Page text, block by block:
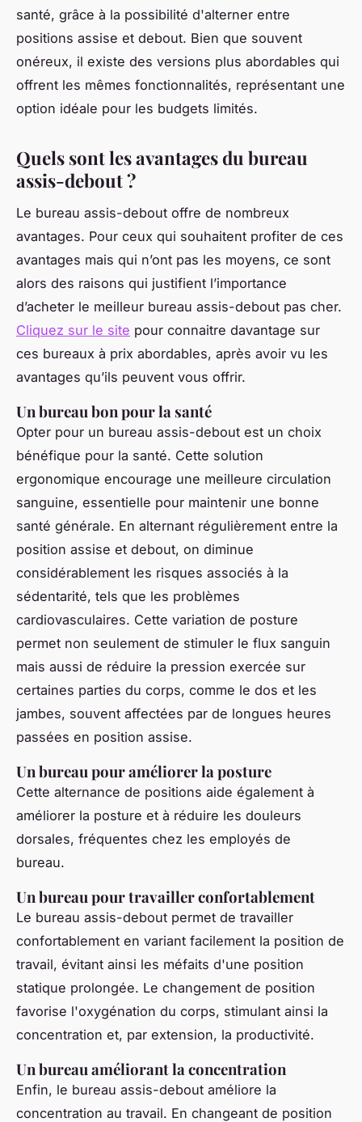
santé, grâce à la possibilité d'alterner entre
positions assise et debout. Bien que souvent
onéreux, il existe des versions plus abordables qui
offrent les mêmes fonctionnalités, représentant une
option idéale pour les budgets limités.
Quels sont les avantages du bureau
assis-debout ?
Le bureau assis-debout offre de nombreux
avantages. Pour ceux qui souhaitent profiter de ces
avantages mais qui n’ont pas les moyens, ce sont
alors des raisons qui justifient l’importance
d’acheter le meilleur bureau assis-debout pas cher.
Cliquez sur le site pour connaitre davantage sur
ces bureaux à prix abordables, après avoir vu les
avantages qu’ils peuvent vous offrir.
Un bureau bon pour la santé
Opter pour un bureau assis-debout est un choix
bénéfique pour la santé. Cette solution
ergonomique encourage une meilleure circulation
sanguine, essentielle pour maintenir une bonne
santé générale. En alternant régulièrement entre la
position assise et debout, on diminue
considérablement les risques associés à la
sédentarité, tels que les problèmes
cardiovasculaires. Cette variation de posture
permet non seulement de stimuler le flux sanguin
mais aussi de réduire la pression exercée sur
certaines parties du corps, comme le dos et les
jambes, souvent affectées par de longues heures
passées en position assise.
Un bureau pour améliorer la posture
Cette alternance de positions aide également à
améliorer la posture et à réduire les douleurs
dorsales, fréquentes chez les employés de
bureau.
Un bureau pour travailler confortablement
Le bureau assis-debout permet de travailler
confortablement en variant facilement la position de
travail, évitant ainsi les méfaits d'une position
statique prolongée. Le changement de position
favorise l'oxygénation du corps, stimulant ainsi la
concentration et, par extension, la productivité.
Un bureau améliorant la concentration
Enfin, le bureau assis-debout améliore la
concentration au travail. En changeant de position